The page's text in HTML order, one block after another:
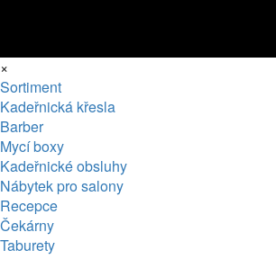
×
Sortiment
Kadeřnická křesla
Barber
Mycí boxy
Kadeřnické obsluhy
Nábytek pro salony
Recepce
Čekárny
Taburety